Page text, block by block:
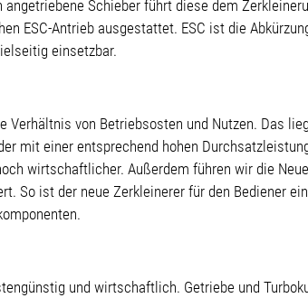
Schieber führt diese dem
ESC-Antrieb ausgestattet. ESC ist die
einsetzbar.
von Betriebsosten und Nutzen. Das
mit einer entsprechend hohen
wirtschaftlicher. Außerdem führen wir die
So ist der neue Zerkleinerer für den Bediener
und wirtschaftlich. Getriebe und